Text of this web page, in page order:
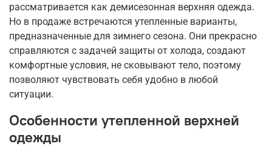
рассматривается как демисезонная верхняя одежда.
Но в продаже встречаются утепленные варианты,
предназначенные для зимнего сезона. Они прекрасно
справляются с задачей защиты от холода, создают
комфортные условия, не сковывают тело, поэтому
позволяют чувствовать себя удобно в любой
ситуации.
Особенности утепленной верхней
одежды